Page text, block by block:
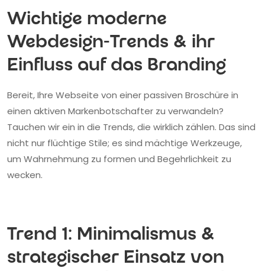
Wichtige moderne
Webdesign-Trends & ihr
Einfluss auf das Branding
Bereit, Ihre Webseite von einer passiven Broschüre in
einen aktiven Markenbotschafter zu verwandeln?
Tauchen wir ein in die Trends, die wirklich zählen. Das sind
nicht nur flüchtige Stile; es sind mächtige Werkzeuge,
um Wahrnehmung zu formen und Begehrlichkeit zu
wecken.
Trend 1: Minimalismus &
strategischer Einsatz von